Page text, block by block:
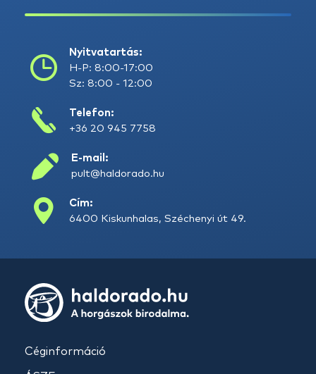
Nyitvatartás:
H-P: 8:00-17:00
Sz: 8:00 - 12:00
Telefon:
+36 20 945 7758
E-mail:
pult@haldorado.hu
Cím:
6400 Kiskunhalas, Széchenyi út 49.
Céginformáció